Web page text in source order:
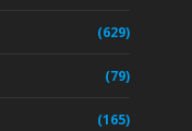
(629)
(79)
(165)